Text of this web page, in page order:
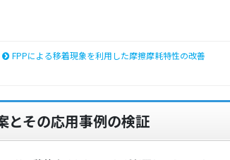
FPPによる移着現象を利用した摩擦摩耗特性の改善
とその応用事例の検証